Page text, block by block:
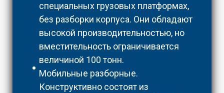
специальных грузовых платформах,
без разборки корпуса. Они обладают
высокой производительностью, но
вместительность ограничивается
величиной 100 тонн.
Мобильные разборные.
Конструктивно состоят из